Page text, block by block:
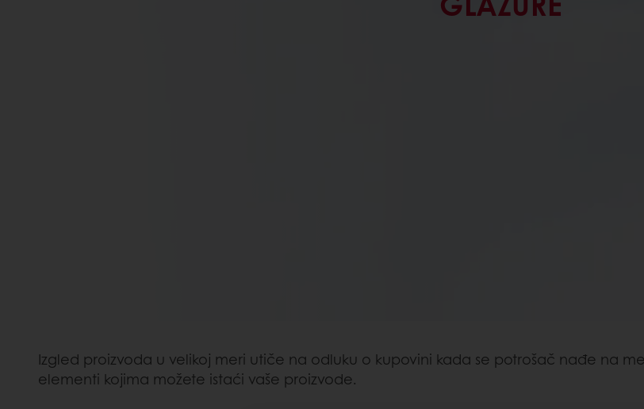
Izgled proizvoda u velikoj meri utiče na odluku o kupovini kada se potrošač nađe na
elementi kojima možete istaći vaše proizvode.